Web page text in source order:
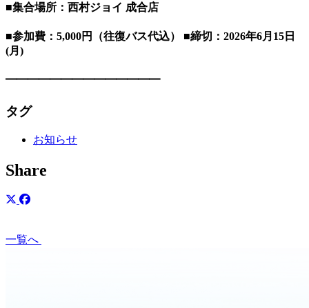
■集合場所：西村ジョイ 成合店
■参加費：5,000円（往復バス代込） ■締切：2026年6月15日
(月)
━━━━━━━━━━━━━━
タグ
お知らせ
Share
一覧へ